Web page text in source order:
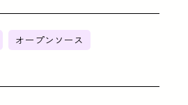
オープンソース